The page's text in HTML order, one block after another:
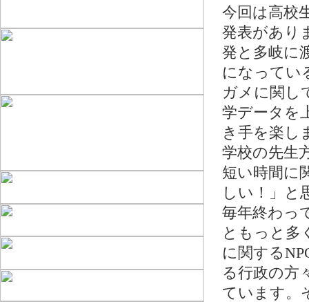
今回は高校
発表があり
発と多岐に
になってい
ガメに関し
学データを
き手を楽し
学校の先生
短い時間に
しい！」と
毎年終わっ
ともっと多
に関する
る行政の方
ています。